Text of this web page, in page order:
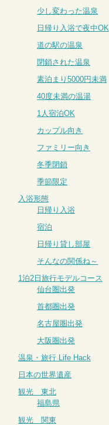
少し変わった温泉
日帰り入浴で夜中OK
道の駅の温泉
閉鎖された温泉
素泊まり5000円未満
40度未満の温湯
1人宿泊OK
カップル向き
ファミリー向き
冬季閉鎖
季節限定
入浴形態
日帰り入浴
宿泊
日帰り貸し部屋
そんなの関係ね～
1泊2日旅行モデルコース
仙台圏出発
首都圏出発
名古屋圏出発
大阪圏出発
温泉・旅行 Life Hack
日本の世界遺産
観光 東北
福島県
観光 関東